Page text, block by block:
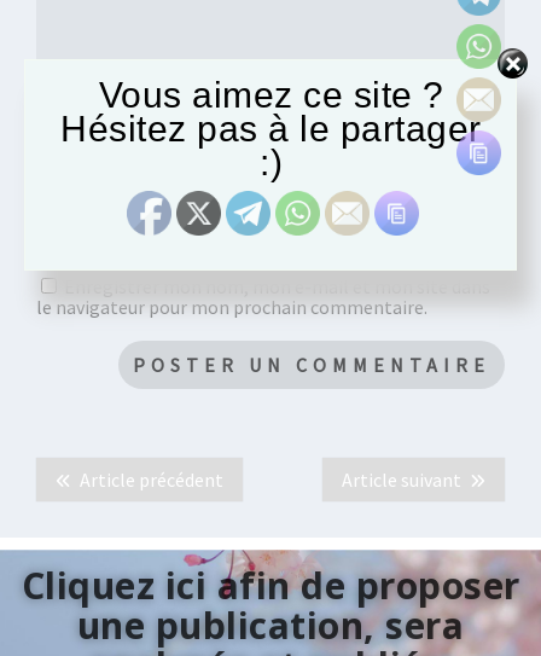
le navigateur pour mon prochain commentaire.
Article suivant
Article précédent
Cliquez ici afin de proposer
une publication, sera
Vous aimez ce site ?
Hésitez pas à le partager
:)